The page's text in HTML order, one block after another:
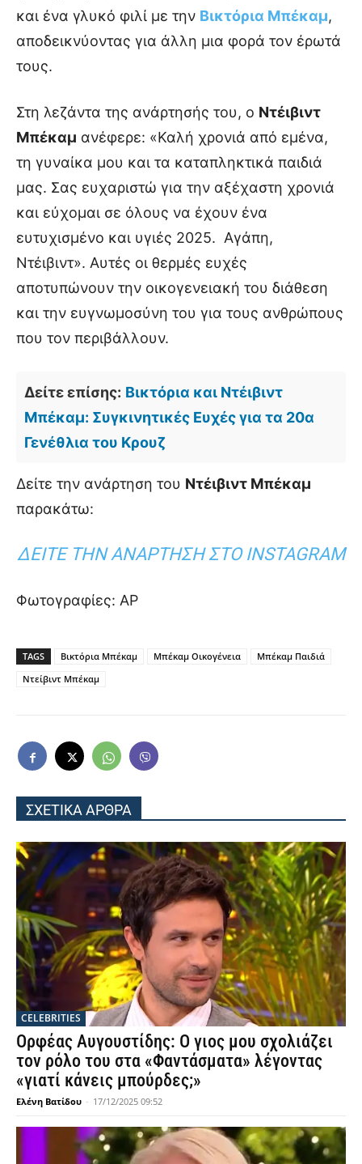
και ένα γλυκό φιλί με την Βικτόρια Μπέκαμ,
αποδεικνύοντας για άλλη μια φορά τον έρωτά
τους.
Στη λεζάντα της ανάρτησής του, ο Ντέιβιντ
Μπέκαμ ανέφερε: «Καλή χρονιά από εμένα,
τη γυναίκα μου και τα καταπληκτικά παιδιά
μας. Σας ευχαριστώ για την αξέχαστη χρονιά
και εύχομαι σε όλους να έχουν ένα
ευτυχισμένο και υγιές 2025. Αγάπη,
Ντέιβιντ». Αυτές οι θερμές ευχές
αποτυπώνουν την οικογενειακή του διάθεση
και την ευγνωμοσύνη του για τους ανθρώπους
που τον περιβάλλουν.
Δείτε επίσης: Βικτόρια και Ντέιβιντ
Μπέκαμ: Συγκινητικές Ευχές για τα 20α
Γενέθλια του Κρουζ
Δείτε την ανάρτηση του Ντέιβιντ Μπέκαμ
παρακάτω:
ΔΕΊΤΕ ΤΗΝ ΑΝΆΡΤΗΣΗ ΣΤΟ INSTAGRAM
Φωτογραφίες: AP
TAGS Βικτόρια Μπέκαμ Μπέκαμ Οικογένεια
Μπέκαμ Παιδιά
Ντείβιντ Μπέκαμ
ΣΧΕΤΙΚΑ ΑΡΘΡΑ
CELEBRITIES
Ορφέας Αυγουστίδης: Ο γιος μου σχολιάζει
τον ρόλο του στα «Φαντάσματα» λέγοντας
«γιατί κάνεις μπούρδες;»
Ελένη Βατίδου - 17/12/2025 09:52